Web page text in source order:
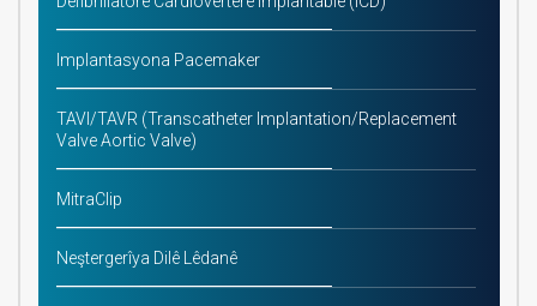
Implantasyona Pacemaker
TAVI/TAVR (Transcatheter Implantation/Replacement
Valve Aortic Valve)
MitraClip
Neştergerîya Dilê Lêdanê